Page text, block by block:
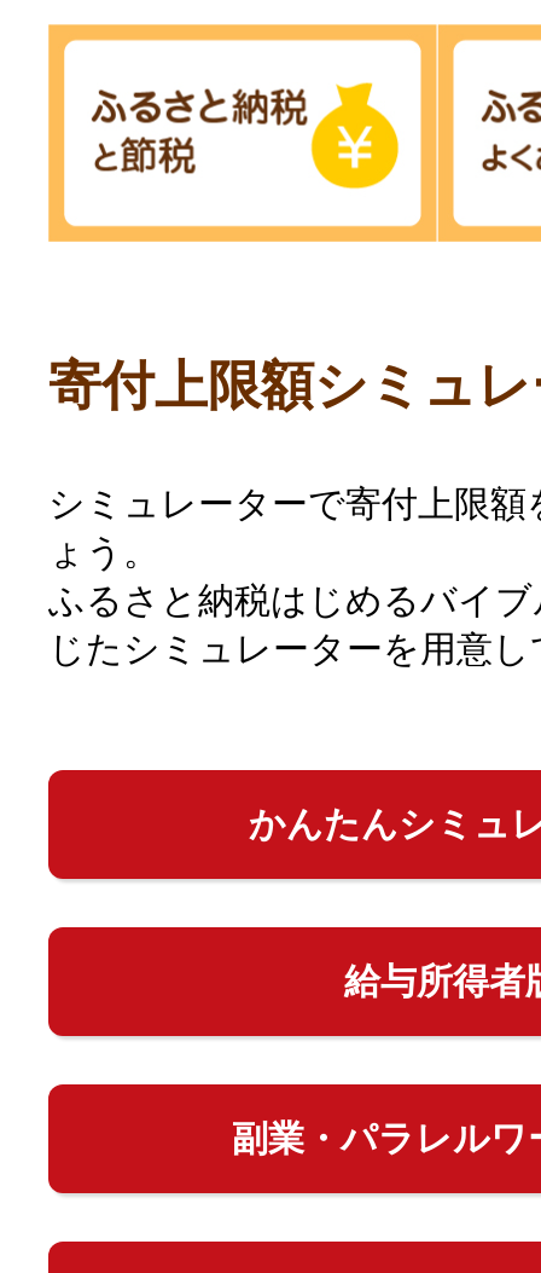
寄付上限額シミュ
シミュレーターで寄付上限
ょう。
ふるさと納税はじめるバイ
じたシミュレーターを用意
かんたんシミュ
給与所得者
副業・パラレルワ